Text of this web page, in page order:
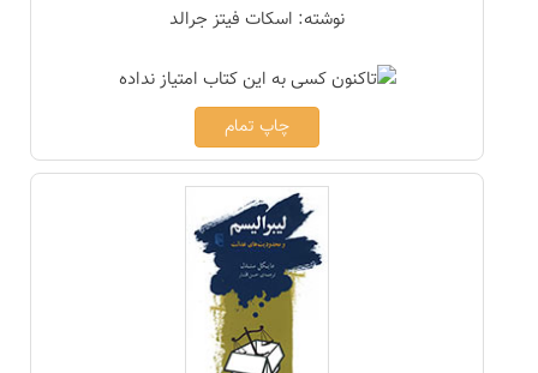
نوشته: اسکات فیتز جرالد
چاپ تمام